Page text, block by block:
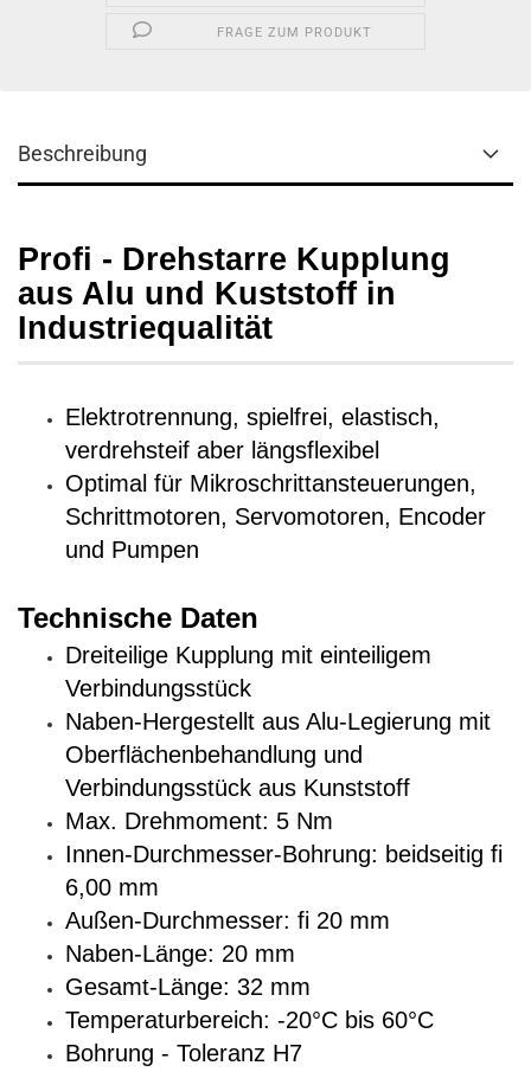
FRAGE ZUM PRODUKT
Beschreibung
Profi - Drehstarre Kupplung
aus Alu und Kuststoff in
Industriequalität
Elektrotrennung, spielfrei, elastisch,
verdrehsteif aber längsflexibel
Optimal für Mikroschrittansteuerungen,
Schrittmotoren, Servomotoren, Encoder
und Pumpen
Technische Daten
Dreiteilige Kupplung mit einteiligem
Verbindungsstück
Naben-Hergestellt aus Alu-Legierung mit
Oberflächenbehandlung und
Verbindungsstück aus Kunststoff
Max. Drehmoment: 5 Nm
Innen-Durchmesser-Bohrung: beidseitig fi
6,00 mm
Außen-Durchmesser: fi 20 mm
Naben-Länge: 20 mm
Gesamt-Länge: 32 mm
Temperaturbereich: -20°C bis 60°C
Bohrung - Toleranz H7